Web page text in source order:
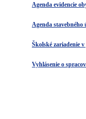
Agenda evidencie
Agenda stavebného
Školské zariadenie
Vyhlásenie o